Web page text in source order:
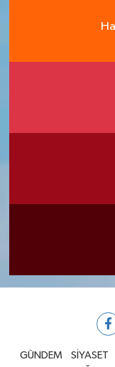
GÜNDEM SİYASET